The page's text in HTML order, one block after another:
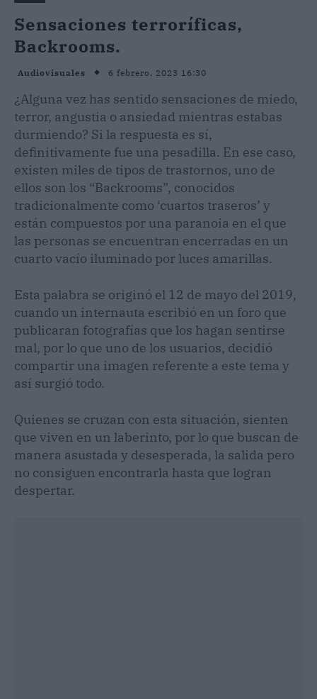
Sensaciones terroríficas,
Backrooms.
Audiovisuales 6 febrero, 2023 16:30
¿Alguna vez has sentido sensaciones de miedo,
terror, angustia o ansiedad mientras estabas
durmiendo? Si la respuesta es sí,
definitivamente fue una pesadilla. En ese caso,
existen miles de tipos de trastornos, uno de
ellos son los “Backrooms”, conocidos
tradicionalmente como ‘cuartos traseros’ y
están compuestos por una paranoia en el que
las personas se encuentran encerradas en un
cuarto vacío iluminado por luces amarillas.
Esta palabra se originó el 12 de mayo del 2019,
cuando un internauta escribió en un foro que
publicaran fotografías que los hagan sentirse
mal, por lo que uno de los usuarios, decidió
compartir una imagen referente a este tema y
así surgió todo.
Quienes se cruzan con esta situación, sienten
que viven en un laberinto, por lo que buscan de
manera asustada y desesperada, la salida pero
no consiguen encontrarla hasta que logran
despertar.